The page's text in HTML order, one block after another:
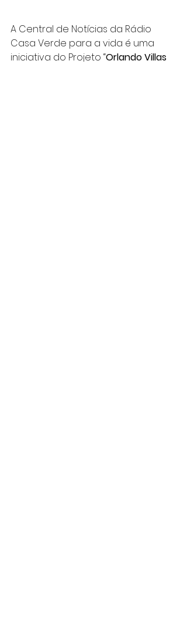
A Central de Notícias da Rádio
Casa Verde para a vida é uma
iniciativa do Projeto “Orlando Villas